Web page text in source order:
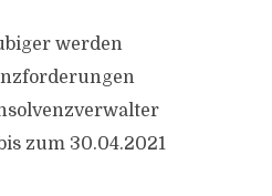
werden
zum 30.04.2021